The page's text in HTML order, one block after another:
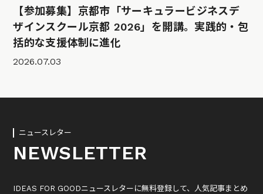
【参加募集】京都市「サーキュラービジネスデ
ザインスクール京都 2026」を開講。実践的・包
括的な支援体制に進化
2026.07.03
ニュースレター
NEWSLETTER
IDEAS FOR GOODニュースレターに無料登録して、人気記事まとめ